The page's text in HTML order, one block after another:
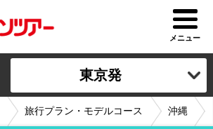
メニュー
東京発
旅行プラン・モデルコース 沖縄